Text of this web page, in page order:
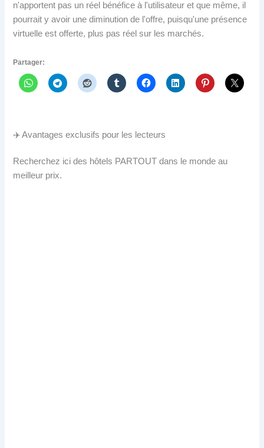
n'apportent pas un réel bénéfice à l'utilisateur et que même, il
pourrait y avoir une diminution de l'offre, puisqu'une présence
virtuelle est offerte, plus pas réel sur les marchés.
Partager:
✈️ Avantages exclusifs pour les lecteurs
Recherchez ici des hôtels PARTOUT dans le monde au
meilleur prix.